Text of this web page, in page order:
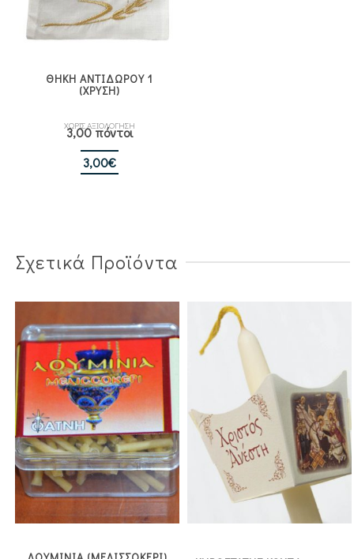
ΘΗΚΗ ΑΝΤΙΔΩΡΟΥ 1
(ΧΡΥΣΗ)
ΧΩΡΙΣ ΑΞΙΟΛΟΓΗΣΗ
3,00 πόντοι
3,00€
Σχετικά Προϊόντα